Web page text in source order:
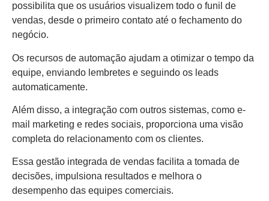
possibilita que os usuários visualizem todo o funil de
vendas, desde o primeiro contato até o fechamento do
negócio.
Os recursos de automação ajudam a otimizar o tempo da
equipe, enviando lembretes e seguindo os leads
automaticamente.
Além disso, a integração com outros sistemas, como e-
mail marketing e redes sociais, proporciona uma visão
completa do relacionamento com os clientes.
Essa gestão integrada de vendas facilita a tomada de
decisões, impulsiona resultados e melhora o
desempenho das equipes comerciais.